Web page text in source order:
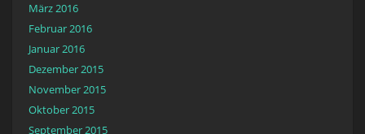
März 2016
Februar 2016
Januar 2016
Dezember 2015
November 2015
Oktober 2015
September 2015